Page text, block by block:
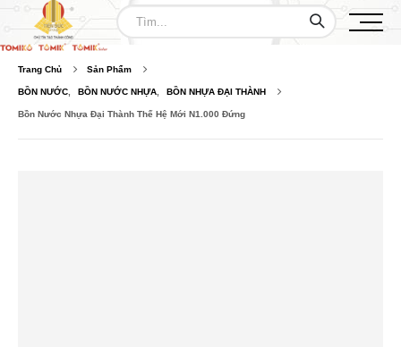
Trang Chủ Sản Phẩm
BỒN NƯỚC BỒN NƯỚC NHỰA BỒN NHỰA ĐẠI THÀNH
Bồn Nước Nhựa Đại Thành Thế Hệ Mới N1.000 Đứng